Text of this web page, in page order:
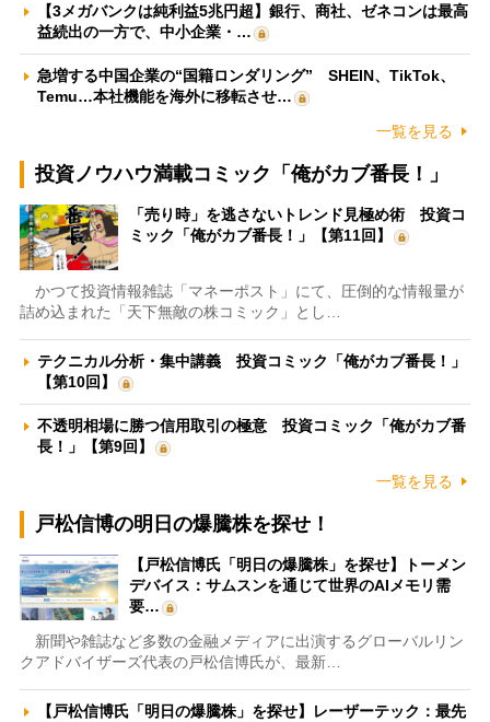
【3メガバンクは純利益5兆円超】銀行、商社、ゼネコンは最高
益続出の一方で、中小企業・…
急増する中国企業の“国籍ロンダリング” SHEIN、TikTok、
Temu…本社機能を海外に移転させ…
一覧を見る
投資ノウハウ満載コミック「俺がカブ番長！」
「売り時」を逃さないトレンド見極め術 投資コ
ミック「俺がカブ番長！」【第11回】
かつて投資情報雑誌「マネーポスト」にて、圧倒的な情報量が
詰め込まれた「天下無敵の株コミック」とし…
テクニカル分析・集中講義 投資コミック「俺がカブ番長！」
【第10回】
不透明相場に勝つ信用取引の極意 投資コミック「俺がカブ番
長！」【第9回】
一覧を見る
戸松信博の明日の爆騰株を探せ！
【戸松信博氏「明日の爆騰株」を探せ】トーメン
デバイス：サムスンを通じて世界のAIメモリ需
要…
新聞や雑誌など多数の金融メディアに出演するグローバルリン
クアドバイザーズ代表の戸松信博氏が、最新…
【戸松信博氏「明日の爆騰株」を探せ】レーザーテック：最先